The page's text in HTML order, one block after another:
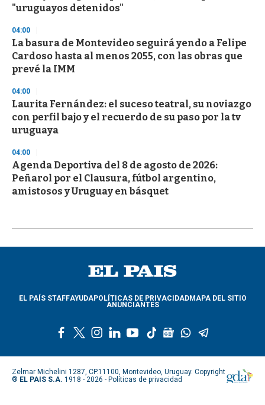
"uruguayos detenidos"
04:00
La basura de Montevideo seguirá yendo a Felipe
Cardoso hasta al menos 2055, con las obras que
prevé la IMM
04:00
Laurita Fernández: el suceso teatral, su noviazgo
con perfil bajo y el recuerdo de su paso por la tv
uruguaya
04:00
Agenda Deportiva del 8 de agosto de 2026:
Peñarol por el Clausura, fútbol argentino,
amistosos y Uruguay en básquet
EL PAÍS STAFFAYUDAPOLÍTICAS DE PRIVACIDADMAPA DEL SITIO
ANUNCIANTES
c
e
b
w
i
t
s
t
a
l
n
k
e
y
u
u
t
k
o
g
o
l
w
a
s
l
e
g
Zelmar Michelini 1287, CP.11100, Montevideo, Uruguay. Copyright
® EL PAIS S.A. 1918 - 2026 - Políticas de privacidad